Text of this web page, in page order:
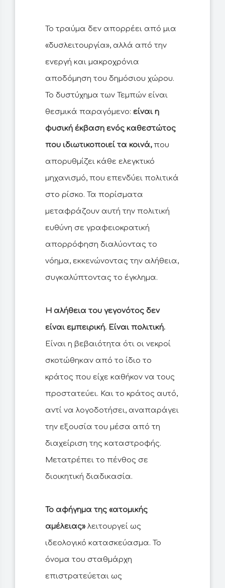
Το τραύμα δεν απορρέει από μια
«δυσλειτουργία», αλλά από την
ενεργή και μακροχρόνια
αποδόμηση του δημόσιου χώρου.
Το δυστύχημα των Τεμπών είναι
θεσμικά παραγόμενο: είναι η
φυσική έκβαση ενός καθεστώτος
που ιδιωτικοποιεί τα κοινά,που
απορυθμίζει κάθε ελεγκτικό
μηχανισμό, που επενδύει πολιτικά
στο ρίσκο. Τα πορίσματα
μεταφράζουν αυτή την πολιτική
ευθύνη σε γραφειοκρατική
απορρόφηση διαλύοντας το
νόημα, εκκενώνοντας την αλήθεια,
συγκαλύπτοντας το έγκλημα.
Η αλήθεια του γεγονότος δεν
είναι εμπειρική. Είναι πολιτική.
Είναι η βεβαιότητα ότι οι νεκροί
σκοτώθηκαν από το ίδιο το
κράτος που είχε καθήκον να τους
προστατεύει. Και το κράτος αυτό,
αντί να λογοδοτήσει, αναπαράγει
την εξουσία του μέσα από τη
διαχείριση της καταστροφής.
Μετατρέπει το πένθος σε
διοικητική διαδικασία.
Το αφήγημα της «ατομικής
αμέλειας» λειτουργεί ως
ιδεολογικό κατασκεύασμα. Το
όνομα του σταθμάρχη
επιστρατεύεται ως